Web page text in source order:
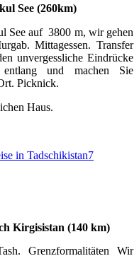
See (260km)
See auf 3800 m, wir gehen
Mittagessen. Transfer
unvergessliche Eindrücke
und machen Sie
Picknick.
Haus.
Kirgisistan (140 km)
Grenzformalitäten Wir